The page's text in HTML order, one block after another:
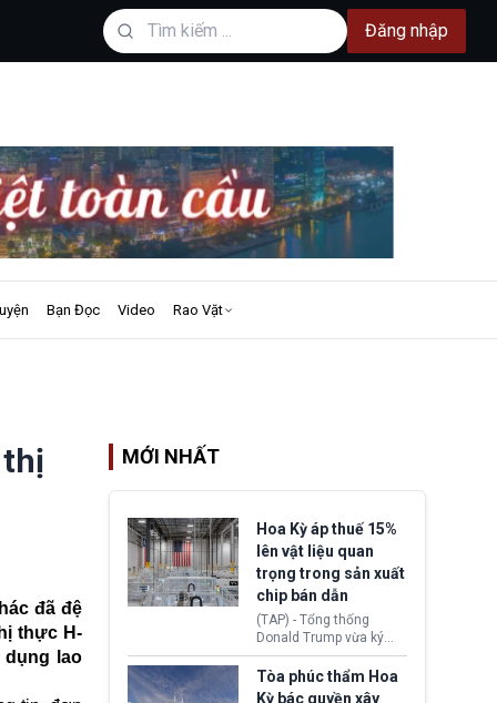
Đăng nhập
Bạn Đọc Video Rao Vặt
thị
đã đệ
thực H-
dụng lao
MỚI NHẤT
Hoa Kỳ áp thuế 15%
lên vật liệu quan
trọng trong sản xuất
chip bán dẫn
(TAP) - Tổng thống
Donald Trump vừa ký
sắc lệnh áp thuế bổ
sung 15% cùng cơ chế
giá sàn nhập khẩu
Tòa phúc thẩm Hoa
Kỳ bác quyền xây